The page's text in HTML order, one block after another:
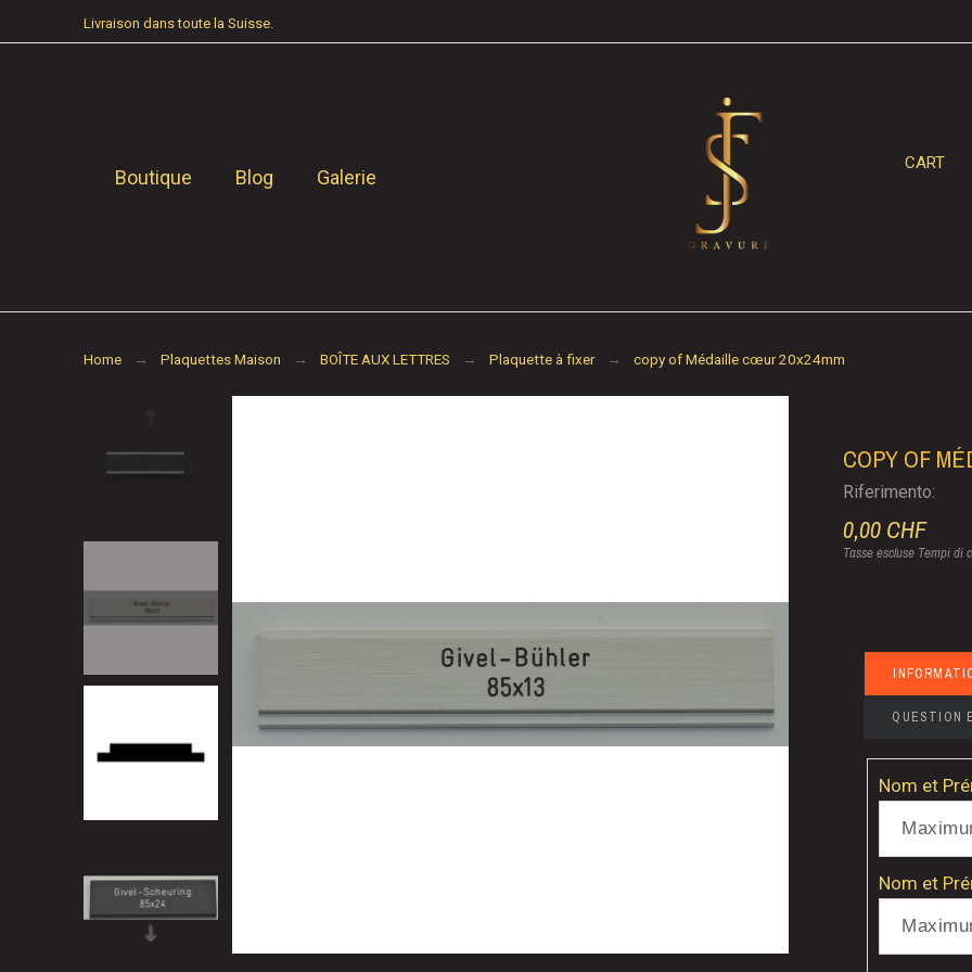
Livraison dans toute la Suisse.
Boutique Blog Galerie
CART
Home Plaquettes Maison BOÎTE AUX LETTRES Plaquette à fixer copy of Médaille cœur 20x24mm
COPY OF
Riferimento:
0,00 CHF
Tasse escluse Tempi di
QUESTION
Nom et
Nom et